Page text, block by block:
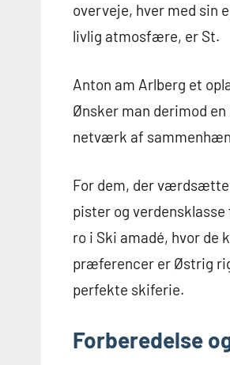
overveje, hver med sin
livlig atmosfære, er St.
Anton am Arlberg et
Ønsker man derimod
netværk af
For dem, der
pister og
ro i Ski amadé, hvor de
præferencer er Østrig
perfekte skiferie.
Forberedelse